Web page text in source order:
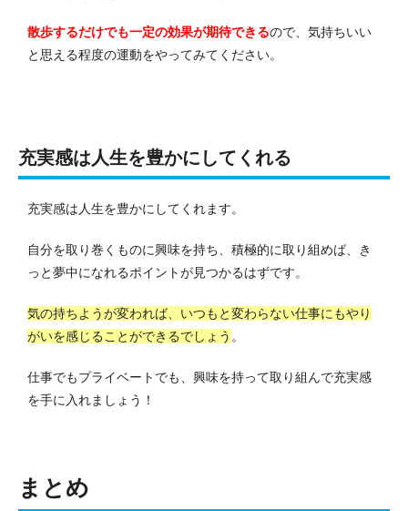
散歩するだけでも一定の効果が期待できるので、気持ちいい
と思える程度の運動をやってみてください。
充実感は人生を豊かにしてくれる
充実感は人生を豊かにしてくれます。
自分を取り巻くものに興味を持ち、積極的に取り組めば、き
っと夢中になれるポイントが見つかるはずです。
気の持ちようが変われば、いつもと変わらない仕事にもやり
がいを感じることができるでしょう 。
仕事でもプライベートでも、興味を持って取り組んで充実感
を手に入れましょう！
まとめ